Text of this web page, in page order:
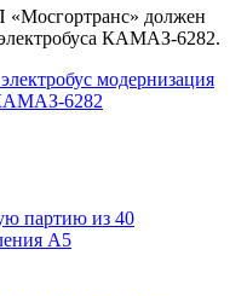
«Мосгортранс» должен
КАМАЗ-6282.
модернизация
6282
партию из 40
А5